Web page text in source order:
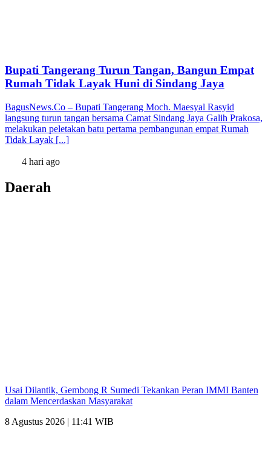
Bupati Tangerang Turun Tangan, Bangun Empat
Rumah Tidak Layak Huni di Sindang Jaya
BagusNews.Co – Bupati Tangerang Moch. Maesyal Rasyid
langsung turun tangan bersama Camat Sindang Jaya Galih Prakosa,
melakukan peletakan batu pertama pembangunan empat Rumah
Tidak Layak [...]
4 hari ago
Daerah
Usai Dilantik, Gembong R Sumedi Tekankan Peran IMMI Banten
dalam Mencerdaskan Masyarakat
8 Agustus 2026 | 11:41 WIB